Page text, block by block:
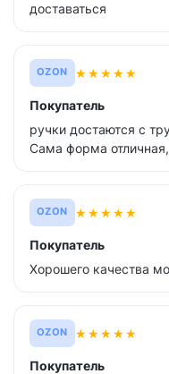
доставаться
OZON ★★★★★
Покупатель
ручки достаются с
Сама форма
OZON ★★★★★
Покупатель
Хорошего качества
OZON ★★★★★
Покупатель